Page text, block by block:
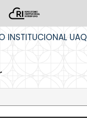
INSTITUCIONAL UAQ